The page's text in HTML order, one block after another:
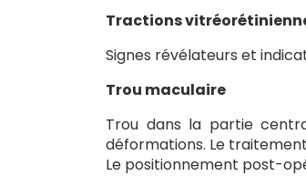
Tractions
Signes révélateurs et
Trou maculaire
Trou dans la partie
déformations. Le
Le positionnement post-